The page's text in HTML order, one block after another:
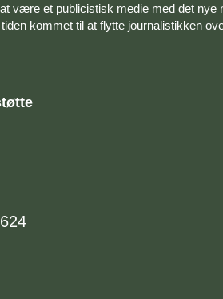
være et publicistisk medie med det nye
kommet til at flytte journalistikken